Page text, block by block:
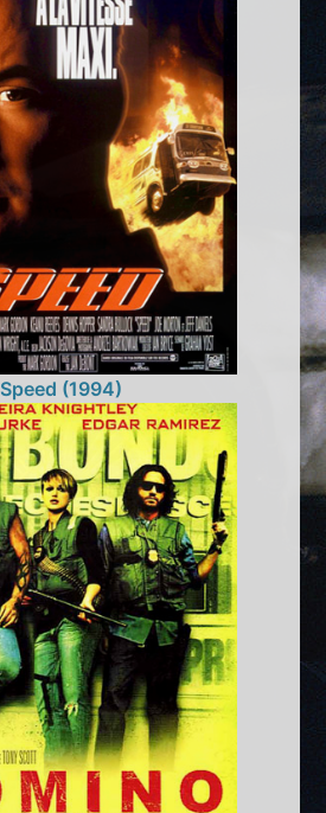
Speed (1994)